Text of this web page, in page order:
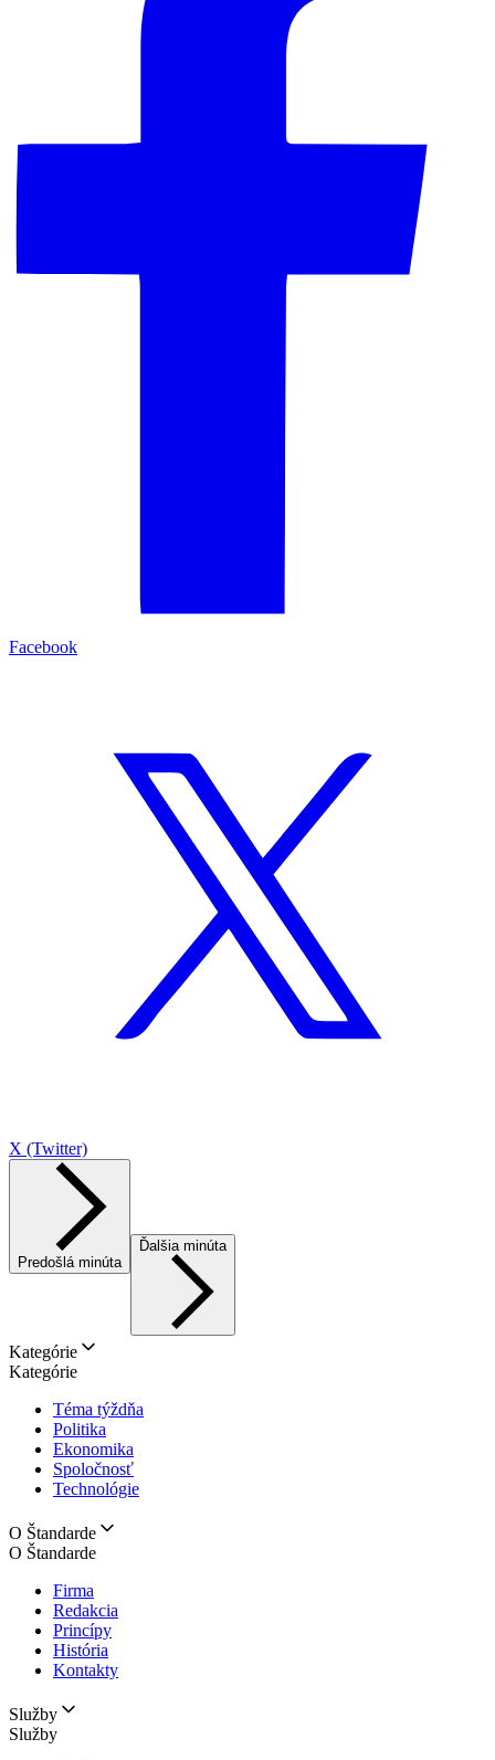
Facebook
X (Twitter)
Predošlá minúta
Ďalšia minúta
Kategórie
Kategórie
Téma týždňa
Politika
Ekonomika
Spoločnosť
Technológie
O Štandarde
O Štandarde
Firma
Redakcia
Princípy
História
Kontakty
Služby
Služby